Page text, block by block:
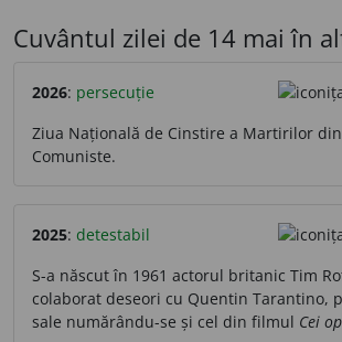
Cuvântul zilei de 14 mai în
2026: persecuție
Ziua Națională de Cinstire a Martirilor
Comuniste.
2025: detestabil
S-a născut în 1961 actorul britanic Tim
colaborat deseori cu Quentin Tarantino,
sale numărându-se și cel din filmul Cei